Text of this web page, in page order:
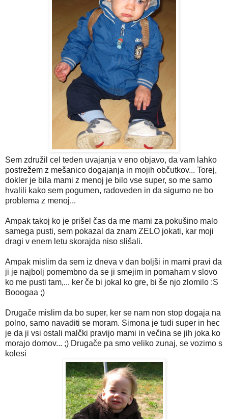
Sem združil cel teden uvajanja v eno objavo, da vam lahko
postrežem z mešanico dogajanja in mojih občutkov... Torej,
dokler je bila mami z menoj je bilo vse super, so me samo
hvalili kako sem pogumen, radoveden in da sigurno ne bo
problema z menoj...
Ampak takoj ko je prišel čas da me mami za pokušino malo
samega pusti, sem pokazal da znam ZELO jokati, kar moji
dragi v enem letu skorajda niso slišali.
Ampak mislim da sem iz dneva v dan boljši in mami pravi da
ji je najbolj pomembno da se ji smejim in pomaham v slovo
ko me pusti tam,... ker če bi jokal ko gre, bi še njo zlomilo :S
Booogaa ;)
Drugače mislim da bo super, ker se nam non stop dogaja na
polno, samo navaditi se moram. Simona je tudi super in hec
je da ji vsi ostali malčki pravijo mami in večina se jih joka ko
morajo domov... ;) Drugače pa smo veliko zunaj, se vozimo s
kolesi